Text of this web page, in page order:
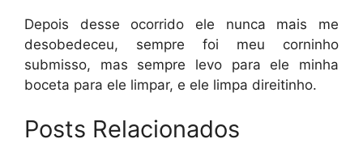
Depois desse ocorrido ele nunca mais me
desobedeceu, sempre foi meu corninho
submisso, mas sempre levo para ele minha
boceta para ele limpar, e ele limpa direitinho.
Posts Relacionados